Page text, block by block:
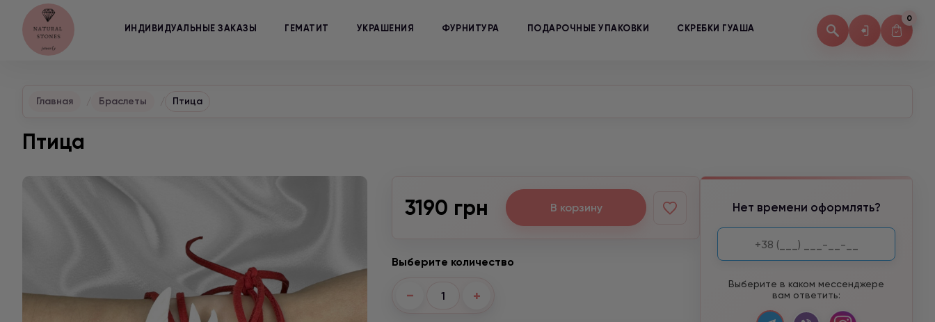
ИНДИВИДУАЛЬНЫЕ ЗАКАЗЫ ГЕМАТИТ УКРАШЕНИЯ ФУРНИТУРА ПОДАРОЧНЫЕ УПАКОВКИ СКРЕБКИ ГУАША
0
Главная Браслеты Птица
Птица
3190 грн В корзину
Выберите количество
− +
Нет времени оформлять?
Выберите в каком мессенджере
вам ответить: